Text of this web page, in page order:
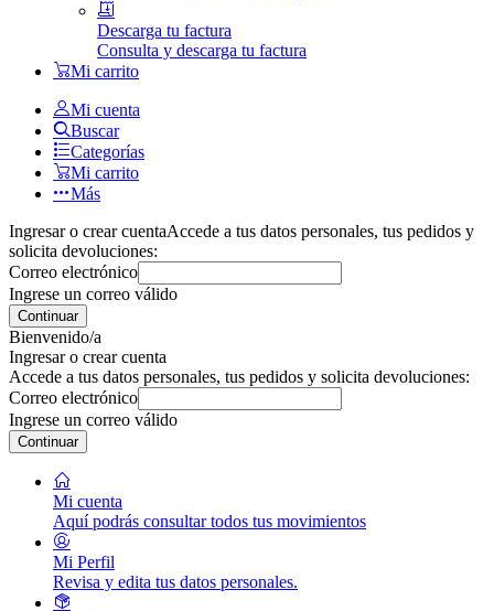
Descarga tu factura
Consulta y descarga tu factura
Mi carrito
Mi cuenta
Buscar
Categorías
Mi carrito
Más
Ingresar o crear cuentaAccede a tus datos personales, tus pedidos y
solicita devoluciones:
Correo electrónico
Ingrese un correo válido
Continuar
Bienvenido/a
Ingresar o crear cuenta
Accede a tus datos personales, tus pedidos y solicita devoluciones:
Correo electrónico
Ingrese un correo válido
Continuar
Mi cuenta
Aquí podrás consultar todos tus movimientos
Mi Perfil
Revisa y edita tus datos personales.